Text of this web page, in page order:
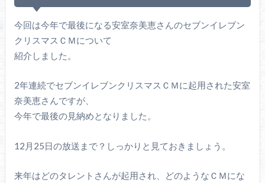
今回は今年で最後になる安室奈美恵さんのセブンイレブン
クリスマスＣＭについて
紹介しました。
2年連続でセブンイレブンクリスマスＣＭに起用された安室
奈美恵さんですが、
今年で最後の見納めとなりました。
12月25日の放送まで？しっかりと見ておきましょう。
来年はどのタレントさんが起用され、どのようなＣＭにな